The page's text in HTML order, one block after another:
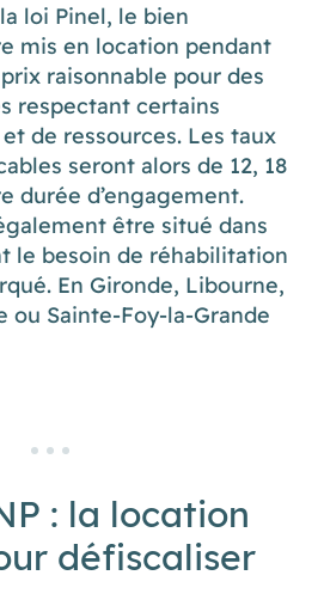
loi Pinel, le bien
mis en location pendant
raisonnable pour des
respectant certains
de ressources. Les taux
seront alors de 12, 18
durée d’engagement.
être situé dans
le besoin de réhabilitation
En Gironde, Libourne,
ou Sainte-Foy-la-Grande
: la location
défiscaliser